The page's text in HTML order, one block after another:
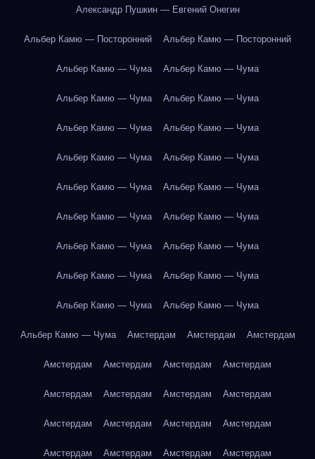
Александр Пушкин — Евгений Онегин
Альбер Камю — Посторонний Альбер Камю — Посторонний
Альбер Камю — Чума Альбер Камю — Чума
Альбер Камю — Чума Альбер Камю — Чума
Альбер Камю — Чума Альбер Камю — Чума
Альбер Камю — Чума Альбер Камю — Чума
Альбер Камю — Чума Альбер Камю — Чума
Альбер Камю — Чума Альбер Камю — Чума
Альбер Камю — Чума Альбер Камю — Чума
Альбер Камю — Чума Альбер Камю — Чума
Альбер Камю — Чума Альбер Камю — Чума
Альбер Камю — Чума Амстердам Амстердам Амстердам
Амстердам Амстердам Амстердам Амстердам
Амстердам Амстердам Амстердам Амстердам
Амстердам Амстердам Амстердам Амстердам
Амстердам Амстердам Амстердам Амстердам